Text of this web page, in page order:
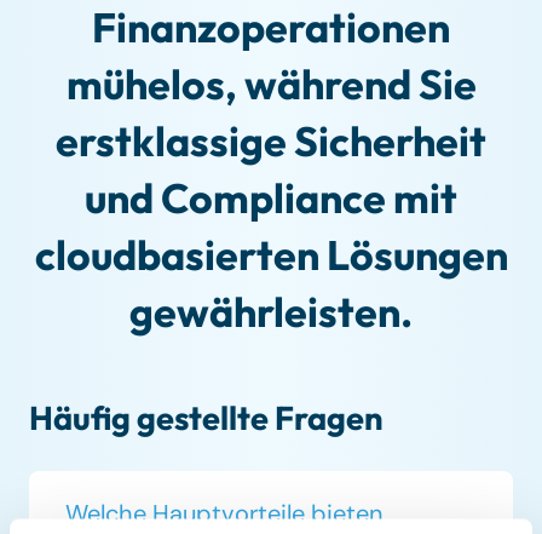
Finanzoperationen
mühelos, während Sie
erstklassige Sicherheit
und Compliance mit
cloudbasierten Lösungen
gewährleisten.
Häufig gestellte Fragen
Welche Hauptvorteile bieten